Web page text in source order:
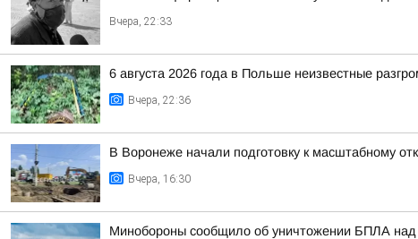
Вчера, 22:33
6 августа 2026 года в Польше неизвестные
Вчера, 22:36
В Воронеже начали подготовку к масштабному
Вчера, 16:30
Минобороны сообщило об уничтожении БПЛА над